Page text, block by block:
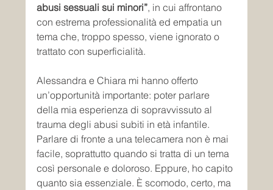
abusi sessuali sui minori”, in cui affrontano
con estrema professionalità ed empatia un
tema che, troppo spesso, viene ignorato o
trattato con superficialità.
Alessandra e Chiara mi hanno offerto
un’opportunità importante: poter parlare
della mia esperienza di sopravvissuto al
trauma degli abusi subiti in età infantile.
Parlare di fronte a una telecamera non è mai
facile, soprattutto quando si tratta di un tema
così personale e doloroso. Eppure, ho capito
quanto sia essenziale. È scomodo, certo, ma